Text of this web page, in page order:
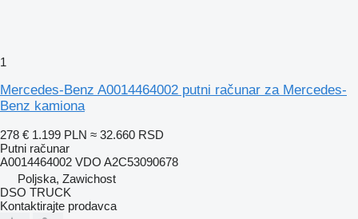
1
Mercedes-Benz A0014464002 putni računar za Mercedes-
Benz kamiona
278 € 1.199 PLN ≈ 32.660 RSD
Putni računar
A0014464002 VDO A2C53090678
Poljska, Zawichost
DSO TRUCK
Kontaktirajte prodavca